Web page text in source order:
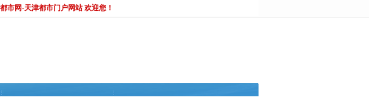
市网-天津都市门户网站 欢迎您！